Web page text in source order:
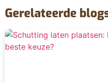
Gerelateerde